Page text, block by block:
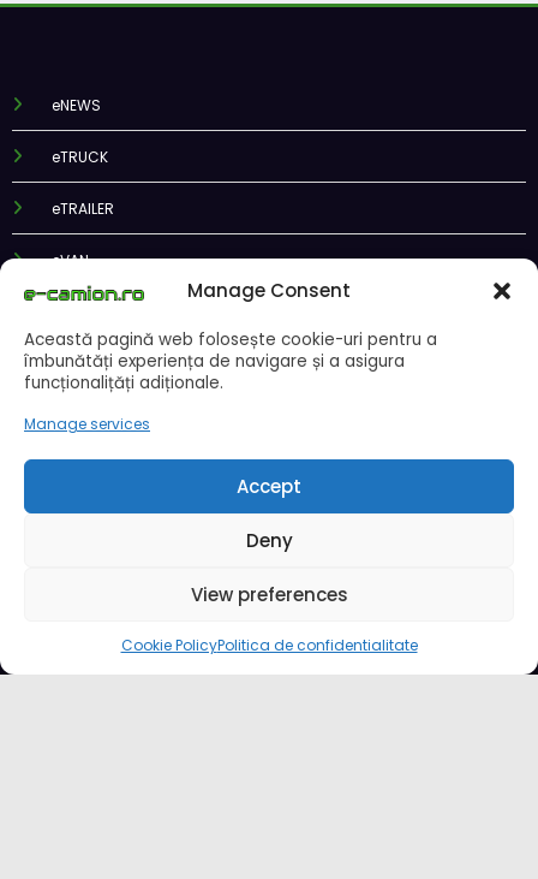
Manage Consent
Această pagină web folosește cookie-uri pentru a
îmbunătăți experiența de navigare și a asigura
funcționalițăți adiționale.
Manage services
Accept
Deny
View preferences
Cookie PolicyPolitica de confidentialitate
eTRUCK
eTRAILER
eVAN
eBUS
ePODCAST
DKV Mobility și Shell își extind parteneriatul european
Lars Ljungström a fost numit director general (CFO) pentru cellcentric